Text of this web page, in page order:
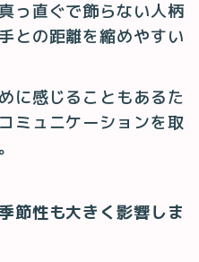
っ直ぐで飾らない人柄
との距離を縮めやすい
に感じることもあるた
ミュニケーションを取
節性も大きく影響しま